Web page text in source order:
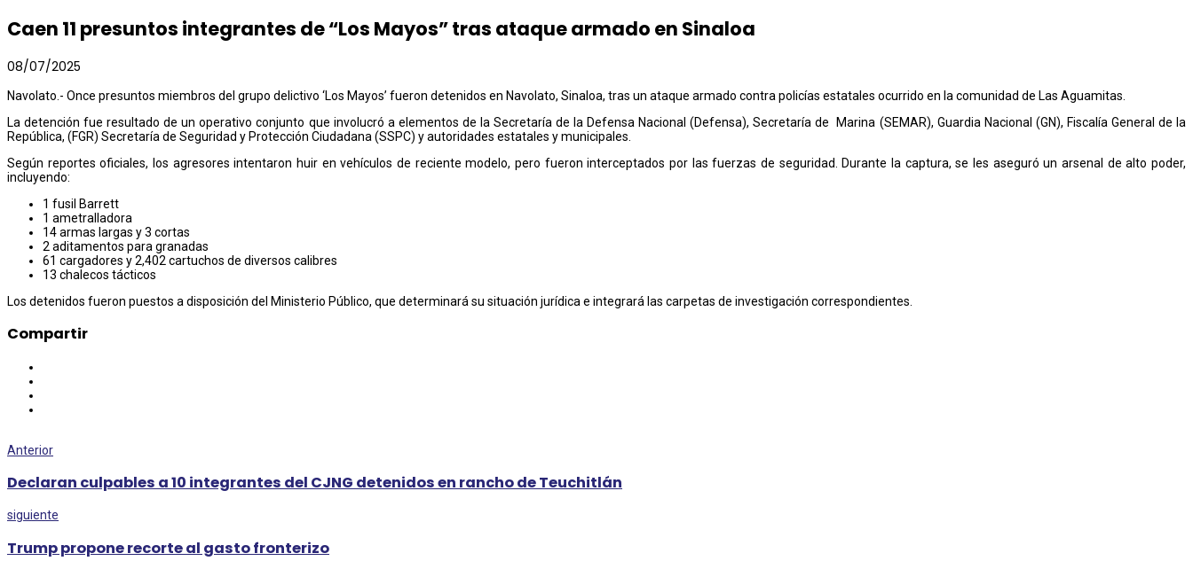
Caen 11 presuntos integrantes de “Los Mayos” tras ataque armado en Sinaloa
08/07/2025
Navolato.- Once presuntos miembros del grupo delictivo ‘Los Mayos’ fueron detenidos en Navolato, Sinaloa, tras un ataque armado contra policías estatales ocurrido en la comunidad de Las Aguamitas.
La detención fue resultado de un operativo conjunto que involucró a elementos de la Secretaría de la Defensa Nacional (Defensa), Secretaría de Marina (SEMAR), Guardia Nacional (GN), Fiscalía General de la
República, (FGR) Secretaría de Seguridad y Protección Ciudadana (SSPC) y autoridades estatales y municipales.
Según reportes oficiales, los agresores intentaron huir en vehículos de reciente modelo, pero fueron interceptados por las fuerzas de seguridad. Durante la captura, se les aseguró un arsenal de alto poder,
incluyendo:
1 fusil Barrett
1 ametralladora
14 armas largas y 3 cortas
2 aditamentos para granadas
61 cargadores y 2,402 cartuchos de diversos calibres
13 chalecos tácticos
Los detenidos fueron puestos a disposición del Ministerio Público, que determinará su situación jurídica e integrará las carpetas de investigación correspondientes.
Compartir
Anterior
Declaran culpables a 10 integrantes del CJNG detenidos en rancho de Teuchitlán
siguiente
Trump propone recorte al gasto fronterizo